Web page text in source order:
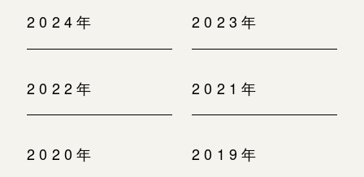
2024年 2023年
2022年 2021年
2020年 2019年